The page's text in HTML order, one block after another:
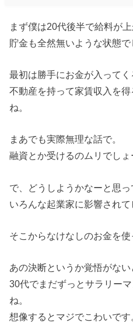
まず僕は20代後半で給料が上
貯金も全然無いような状態で
最初は勝手にお金が入ってく
不動産を持って家賃収入を
ね。
まあでも実際無理な話で。
融資とか受けるのムリでしょ
で、どうしようかなーと思っ
いろんな起業家に影響されて
そこからなけなしのお金を使
あの決断というか覚悟がない
30代でまだずっとサラリー
ね。
想像するとマジでこわいです